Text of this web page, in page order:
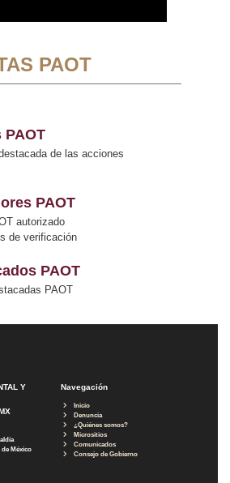
PAOT
PAOT
de las acciones
PAOT
autorizado
de verificación
PAOT
PAOT
Y
de México
Navegación
Inicio
Denuncia
¿Quiénes somos?
Micrositios
Comunicados
Consejo de Gobierno